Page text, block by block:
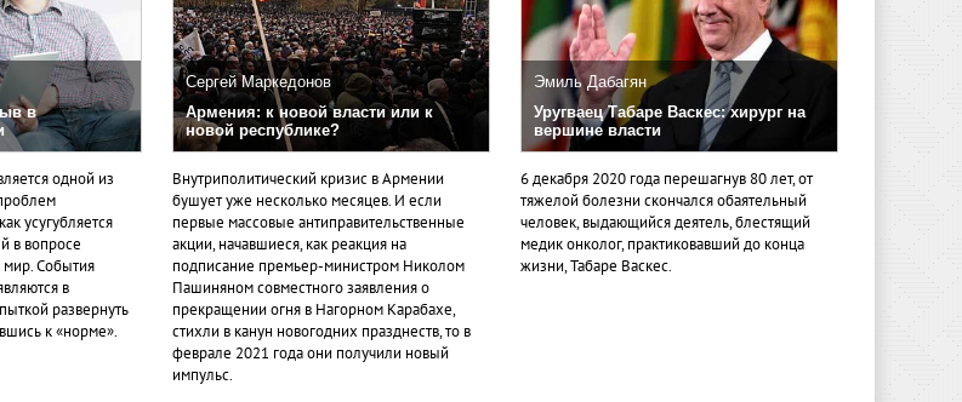
в
одной из
усугубляется
в вопросе
мир. События
в
развернуть
к «норме».
Сергей Маркедонов
Армения: к новой власти или к
новой республике?
Внутриполитический кризис в Армении
бушует уже несколько месяцев. И если
первые массовые антиправительственные
акции, начавшиеся, как реакция на
подписание премьер-министром Николом
Пашиняном совместного заявления о
прекращении огня в Нагорном Карабахе,
стихли в канун новогодних празднеств, то в
феврале 2021 года они получили новый
импульс.
Эмиль Дабагян
Уругваец Табаре Васкес: хирург на
вершине власти
6 декабря 2020 года перешагнув 80 лет, от
тяжелой болезни скончался обаятельный
человек, выдающийся деятель, блестящий
медик онколог, практиковавший до конца
жизни, Табаре Васкес.